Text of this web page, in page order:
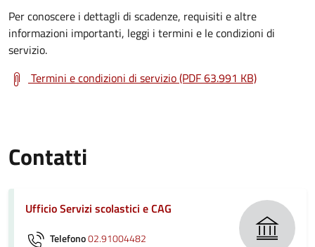
Per conoscere i dettagli di scadenze, requisiti e altre
informazioni importanti, leggi i termini e le condizioni di
servizio.
Termini e condizioni di servizio (PDF 63.991 KB)
Contatti
Ufficio Servizi scolastici e CAG
Telefono02.91004482